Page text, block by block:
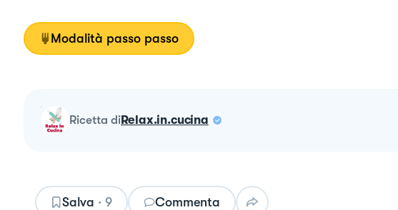
Modalità passo passo
ricetta diRelax.in.cucina
Salva · 9 Commenta